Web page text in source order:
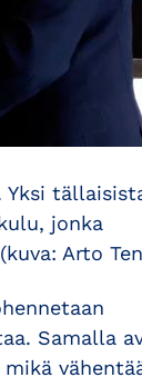
jonka
Arto
Samalla